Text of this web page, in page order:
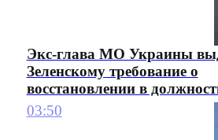
Экс-глава МО Украины
Зеленскому требование о
восстановлении в
03:50